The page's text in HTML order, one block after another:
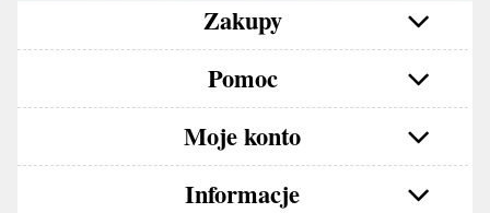
Zakupy
Pomoc
Moje konto
Informacje